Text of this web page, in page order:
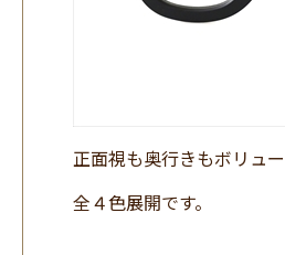
正面視も奥行きもボリュ
全４色展開です。